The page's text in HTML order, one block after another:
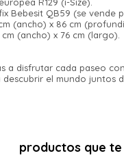
Bebesit QB59 (se vende
(ancho) x 86 cm
(ancho) x 76 cm (largo).
a disfrutar cada paseo
el mundo juntos
productos que
Fecha de nacimiento
Día Mes
que
Elegí tus
Elegís Pago
puede variar
Por favor intenta